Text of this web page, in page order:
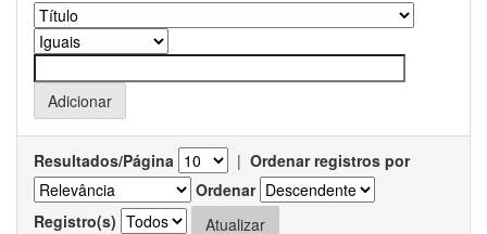
Resultados/Página | Ordenar registros por
Ordenar
Registro(s)